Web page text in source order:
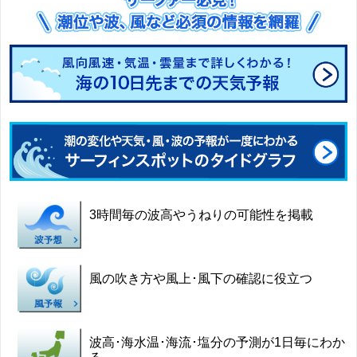
3時間毎の波高やうねりの可能性を掲載
風の吹き方や風上･風下の確認に役立つ
波高･海水温･海流･塩分の予測が1日毎にわか